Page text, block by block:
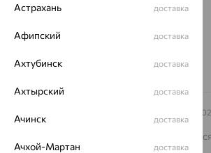
Другие города
Заказать звонок
–
Архив акций
Карта сайта
На информационном ресурсе применяются
рекомендательные технологии
Астрахань доставка
Афипский доставка
Ахтубинск доставка
Ахтырский доставка
Ачинск доставка
Ачхой-Мартан доставка